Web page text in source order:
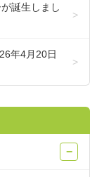
誕生しまし
年4月20日
−